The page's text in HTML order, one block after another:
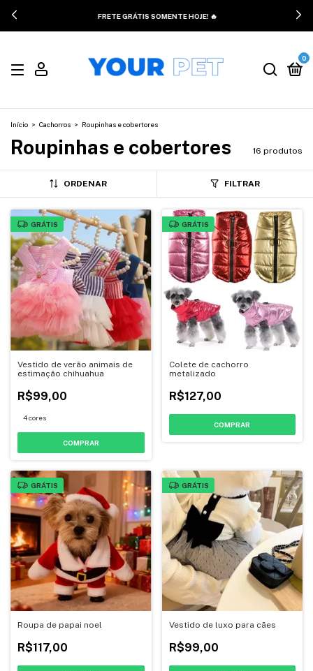
FRETE GRÁTIS SOMENTE HOJE! 🔥
0
Início > Cachorros > Roupinhas e cobertores
Roupinhas e cobertores 16 produtos
ORDENAR FILTRAR
GRÁTIS
Vestido de verão animais de
estimação chihuahua
R$99,00
4 cores
COMPRAR
GRÁTIS
Colete de cachorro
metalizado
R$127,00
COMPRAR
GRÁTIS
Roupa de papai noel
R$117,00
GRÁTIS
Vestido de luxo para cães
R$99,00